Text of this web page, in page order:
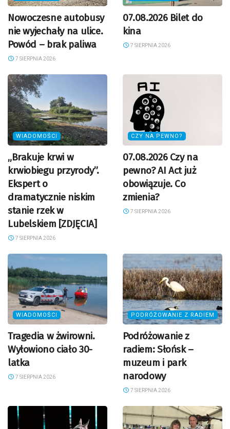
Nowoczesne autobusy
nie wyjechały na ulice.
Powód – brak paliwa
7 SIERPNIA 2026
07.08.2026 Bilet do
kina
7 SIERPNIA 2026
WIADOMOŚCI
„Brakuje krwi w
krwiobiegu przyrody”.
Ekspert o
dramatycznie niskim
stanie rzek w
Lubelskiem [ZDJĘCIA]
7 SIERPNIA 2026
CZY NA PEWNO?
07.08.2026 Czy na
pewno? AI Act już
obowiązuje. Co
zmienia?
7 SIERPNIA 2026
WIADOMOŚCI
Tragedia w żwirowni.
Wyłowiono ciało 30-
latka
7 SIERPNIA 2026
PODRÓŻOWANIE Z RADIEM
Podróżowanie z
radiem: Słońsk –
muzeum i park
narodowy
7 SIERPNIA 2026